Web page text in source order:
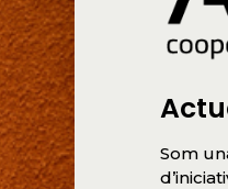
Som